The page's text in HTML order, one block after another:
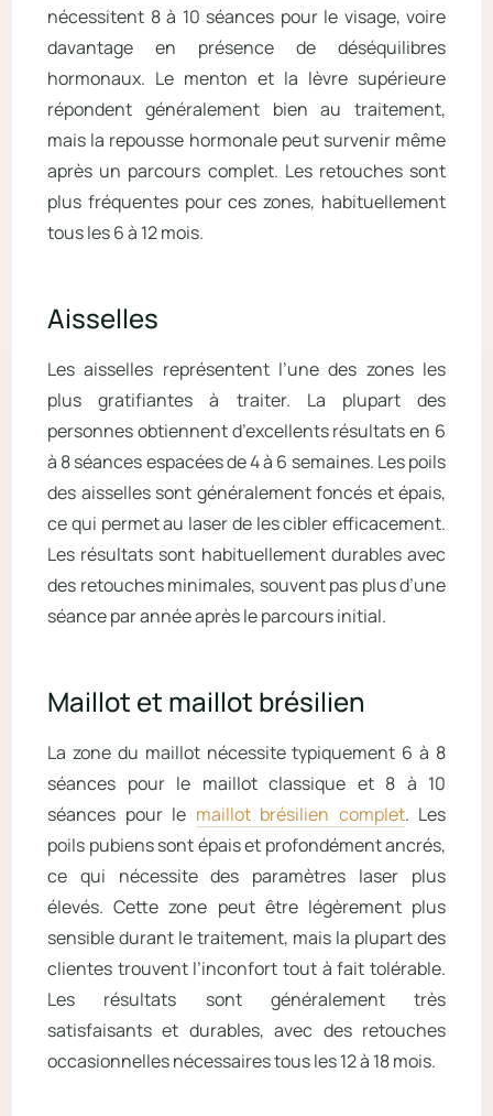
nécessitent 8 à 10 séances pour le visage, voire
davantage en présence de déséquilibres
hormonaux. Le menton et la lèvre supérieure
répondent généralement bien au traitement,
mais la repousse hormonale peut survenir même
après un parcours complet. Les retouches sont
plus fréquentes pour ces zones, habituellement
tous les 6 à 12 mois.
Aisselles
Les aisselles représentent l’une des zones les
plus gratifiantes à traiter. La plupart des
personnes obtiennent d’excellents résultats en 6
à 8 séances espacées de 4 à 6 semaines. Les poils
des aisselles sont généralement foncés et épais,
ce qui permet au laser de les cibler efficacement.
Les résultats sont habituellement durables avec
des retouches minimales, souvent pas plus d’une
séance par année après le parcours initial.
Maillot et maillot brésilien
La zone du maillot nécessite typiquement 6 à 8
séances pour le maillot classique et 8 à 10
séances pour le maillot brésilien complet. Les
poils pubiens sont épais et profondément ancrés,
ce qui nécessite des paramètres laser plus
élevés. Cette zone peut être légèrement plus
sensible durant le traitement, mais la plupart des
clientes trouvent l’inconfort tout à fait tolérable.
Les résultats sont généralement très
satisfaisants et durables, avec des retouches
occasionnelles nécessaires tous les 12 à 18 mois.